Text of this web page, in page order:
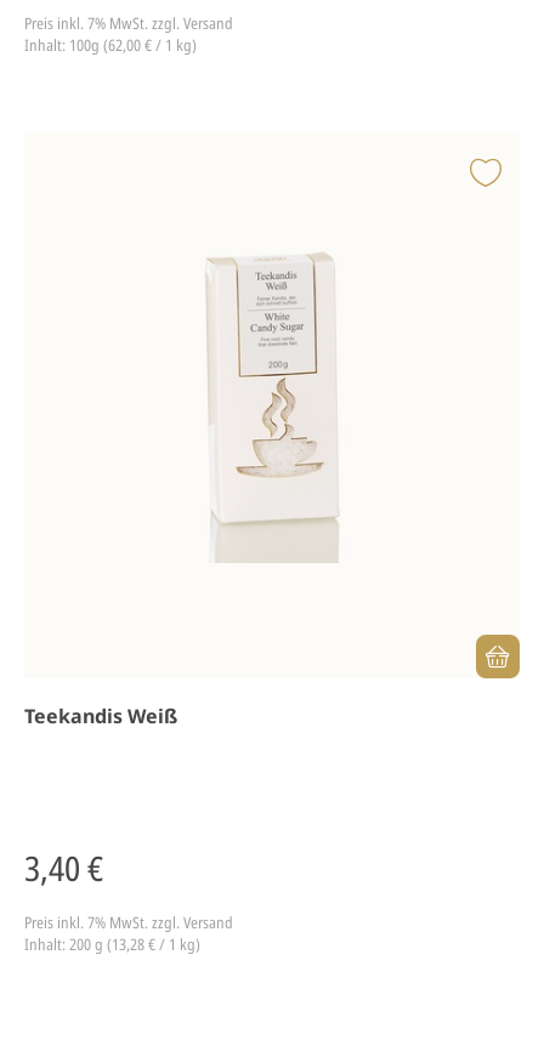
Preis inkl. 7% MwSt. zzgl. Versand
Inhalt: 100g (62,00 € / 1 kg)
Teekandis Weiß
3,40 €
Preis inkl. 7% MwSt. zzgl. Versand
Inhalt: 200 g (13,28 € / 1 kg)